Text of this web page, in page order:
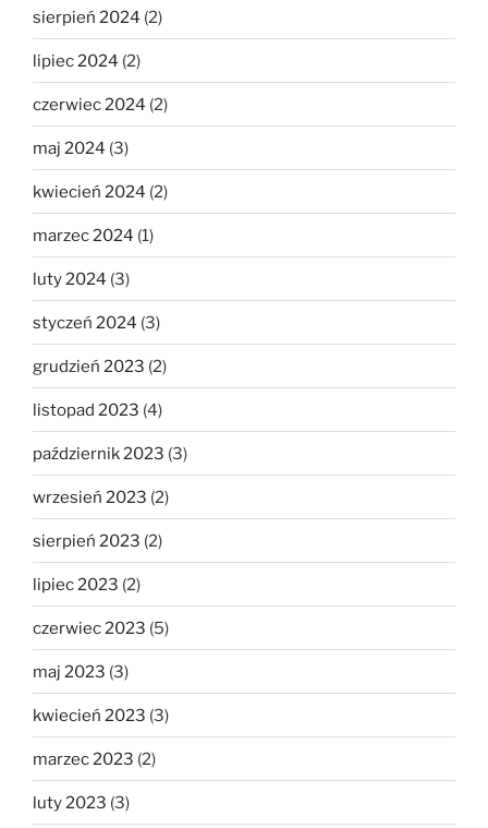
sierpień 2024 (2)
lipiec 2024 (2)
czerwiec 2024 (2)
maj 2024 (3)
kwiecień 2024 (2)
marzec 2024 (1)
luty 2024 (3)
styczeń 2024 (3)
grudzień 2023 (2)
listopad 2023 (4)
październik 2023 (3)
wrzesień 2023 (2)
sierpień 2023 (2)
lipiec 2023 (2)
czerwiec 2023 (5)
maj 2023 (3)
kwiecień 2023 (3)
marzec 2023 (2)
luty 2023 (3)